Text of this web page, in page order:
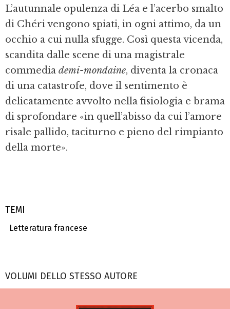
TEMI
Letteratura francese
L’autunnale opulenza di Léa e l’acerbo smalto
di Chéri vengono spiati, in ogni attimo, da un
occhio a cui nulla sfugge. Così questa vicenda,
scandita dalle scene di una magistrale
commedia demi-mondaine, diventa la cronaca
di una catastrofe, dove il sentimento è
delicatamente avvolto nella fisiologia e brama
di sprofondare «in quell’abisso da cui l’amore
risale pallido, taciturno e pieno del rimpianto
della morte».
VOLUMI DELLO STESSO AUTORE